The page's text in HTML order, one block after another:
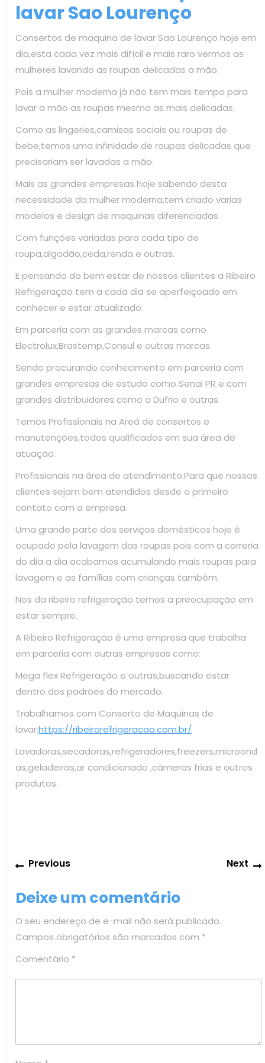
lavar Sao Lourenço
Consertos de maquina de lavar Sao Lourenço hoje em
dia,esta cada vez mais difícil e mais raro vermos as
mulheres lavando as roupas delicadas a mão.
Pois a mulher moderna já não tem mais tempo para
lavar a mão as roupas mesmo as mais delicadas.
Como as lingeries,camisas sociais ou roupas de
bebe,temos uma infinidade de roupas delicadas que
precisariam ser lavadas a mão.
Mais as grandes empresas hoje sabendo desta
necessidade da mulher moderna,tem criado varias
modelos e design de maquinas diferenciadas.
Com funções variadas para cada tipo de
roupa,algodão,ceda,renda e outras.
E pensando do bem estar de nossos clientes a Ribeiro
Refrigeração tem a cada dia se aperfeiçoado em
conhecer e estar atualizado.
Em parceria com as grandes marcas como
Electrolux,Brastemp,Consul e outras marcas.
Sendo procurando conhecimento em parceria com
grandes empresas de estudo como Senai PR e com
grandes distribuidores como a Dufrio e outras.
Temos Profissionais na Areá de consertos e
manutenções,todos qualificados em sua área de
atuação.
Profissionais na área de atendimento.Para que nossos
clientes sejam bem atendidos desde o primeiro
contato com a empresa.
Uma grande parte dos serviços domésticos hoje é
ocupado pela lavagem das roupas pois com a correria
do dia a dia acabamos acumulando mais roupas para
lavagem e as famílias com crianças também.
Nos da ribeiro refrigeração temos a preocupação em
estar sempre.
A Ribeiro Refrigeração é uma empresa que trabalha
em parceria com outras empresas como:
Mega flex Refrigeração e outras,buscando estar
dentro dos padrões do mercado.
Trabalhamos com Conserto de Maquinas de
lavar.https://ribeirorefrigeracao.com.br/
Lavadoras,secadoras,refrigeradores,freezers,microond
as,geladeiras,ar condicionado ,câmeras frias e outros
produtos.
Navegação
de
Post
PreviousPrevious
Next
Deixe um comentário
O seu endereço de e-mail não será publicado.
Campos obrigatórios são marcados com *
Comentário *